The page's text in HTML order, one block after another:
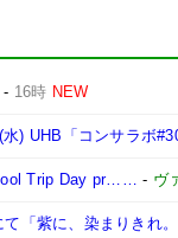
16時 NEW
) UHB「コンサラボ
Trip Day pr…… - ヴ
「紫に、染まりきれ